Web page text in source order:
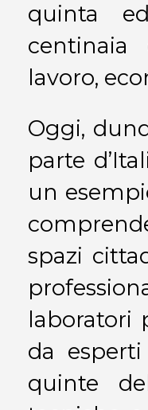
quinta
lavoro,
Oggi,
parte
un
spazi
laboratori
da
quinte